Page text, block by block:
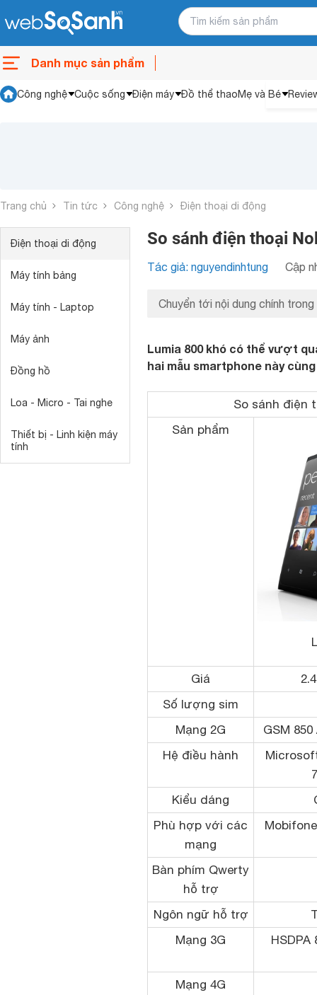
Danh mục sản phẩm
Công nghệ Cuộc sống Điện máy Đồ thể thaoMẹ và Bé
Trang chủ Tin tức Công nghệ Điện thoại di động
Điện thoại di động
Máy tính bảng
Máy tính - Laptop
Máy ảnh
Đồng hồ
Loa - Micro - Tai nghe
Thiết bị - Linh kiện máy
tính
So sánh điện thoại
Tác giả: nguyendinhtung Cập
Chuyển tới nội dung chính trong
Lumia 800 khó có thể vượt
hai mẫu smartphone này
So sánh điện
Sản phẩm
Giá
Số lượng sim
Mạng 2G
GSM
Hệ điều hành
Kiểu dáng
Phù hợp với các
mạng
Bàn phím Qwerty
hỗ trợ
Ngôn ngữ hỗ trợ
Mạng 3G
HSDPA
Mạng 4G